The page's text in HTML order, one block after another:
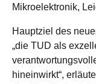
Mikroelektronik,
Hauptziel des
„die TUD als
hineinwirkt“,